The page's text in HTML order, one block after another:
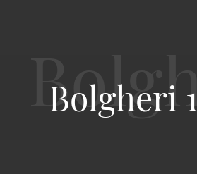
Bolgheri 1